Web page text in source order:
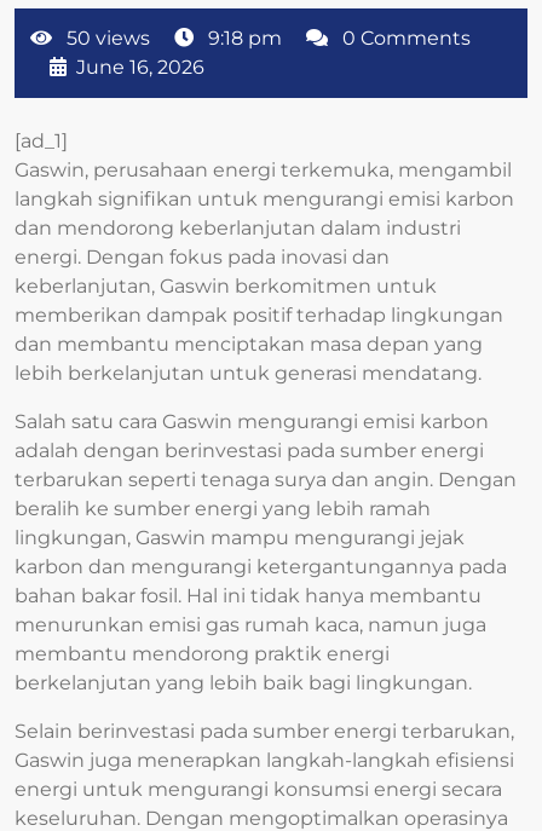
50 views 9:18 pm
0 Comments
June 16, 2026
[ad_1]
Gaswin, perusahaan energi terkemuka, mengambil
langkah signifikan untuk mengurangi emisi karbon
dan mendorong keberlanjutan dalam industri
energi. Dengan fokus pada inovasi dan
keberlanjutan, Gaswin berkomitmen untuk
memberikan dampak positif terhadap lingkungan
dan membantu menciptakan masa depan yang
lebih berkelanjutan untuk generasi mendatang.
Salah satu cara Gaswin mengurangi emisi karbon
adalah dengan berinvestasi pada sumber energi
terbarukan seperti tenaga surya dan angin. Dengan
beralih ke sumber energi yang lebih ramah
lingkungan, Gaswin mampu mengurangi jejak
karbon dan mengurangi ketergantungannya pada
bahan bakar fosil. Hal ini tidak hanya membantu
menurunkan emisi gas rumah kaca, namun juga
membantu mendorong praktik energi
berkelanjutan yang lebih baik bagi lingkungan.
Selain berinvestasi pada sumber energi terbarukan,
Gaswin juga menerapkan langkah-langkah efisiensi
energi untuk mengurangi konsumsi energi secara
keseluruhan. Dengan mengoptimalkan operasinya